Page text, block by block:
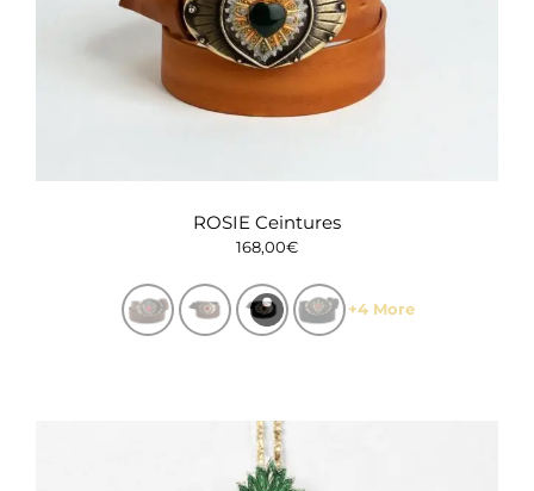
ROSIE Ceintures
168,00€
+4 More